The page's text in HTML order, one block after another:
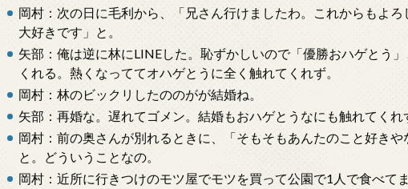
岡村：次の日に毛利から、「兄さん行けましたわ。これからもよ
大好きです」と。
矢部：俺は逆に林にLINEした。恥ずかしいので「優勝おハゲとう
くれる。熱くなっててオハゲとうに全く触れてくれず。
岡村：林のビックリしたののがが結婚ね。
矢部：再婚な。遅れてゴメン。結婚もおハゲとうなにも触れてくれ
岡村：前の奥さんが別れるときに、「そもそもあんたのこと好き
と。どういうことなの。
岡村：近所に行きつけのモツ屋でモツを買って公園で1人で食べて